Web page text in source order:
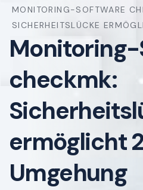
MONITORING-SOFTWARE
SICHERHEITSLÜCKE
checkmk:
ermöglicht
Umgehung